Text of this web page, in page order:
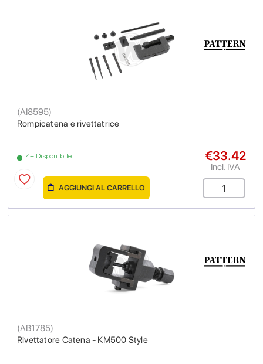
Rompicatena e rivettatrice
(AI8595)
4+ Disponibile €33.42
Incl. IVA
AGGIUNGI AL CARRELLO
Rivettatore Catena - KM500 Style
(AB1785)